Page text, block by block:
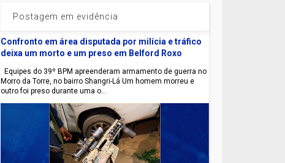
Postagem em evidência
Confronto em área disputada por milícia e tráfico
deixa um morto e um preso em Belford Roxo
Equipes do 39º BPM apreenderam armamento de guerra no
Morro da Torre, no bairro Shangri-Lá Um homem morreu e
outro foi preso durante uma o...